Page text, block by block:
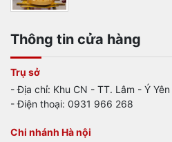
Thông tin cửa hàng
Trụ sở
- Địa chỉ: Khu CN - TT. Lâm - Ý
- Điện thoại: 0931 966 268
Chi nhánh Hà nội